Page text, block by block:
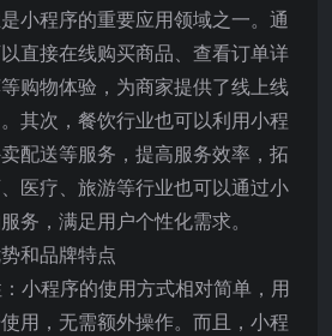
小程序的重要应用领域之一。通
直接在线购买商品、查看订单详
购物体验，为商家提供了线上线
其次，餐饮行业也可以利用小程
配送等服务，提高服务效率，拓
医疗、旅游等行业也可以通过小
务，满足用户个性化需求。
和品牌特点
小程序的使用方式相对简单，用
用，无需额外操作。而且，小程